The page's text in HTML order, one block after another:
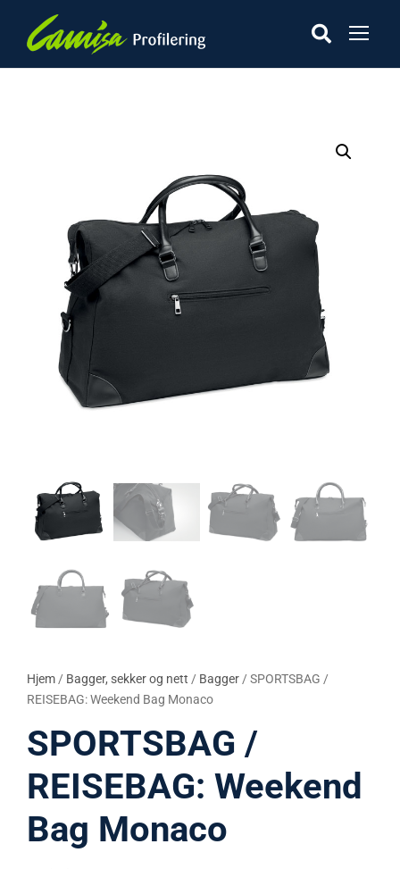
Hjem / Bagger, sekker og nett / Bagger / SPORTSBAG /
REISEBAG: Weekend Bag Monaco
SPORTSBAG /
REISEBAG: Weekend
Bag Monaco